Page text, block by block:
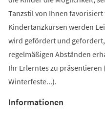
Tanzstil von Ihnen
Kindertanzkursen werden
wird gefördert und
regelmäßigen Abständen
Ihr Erlerntes zu präsentieren
Winterfeste...).
Informationen